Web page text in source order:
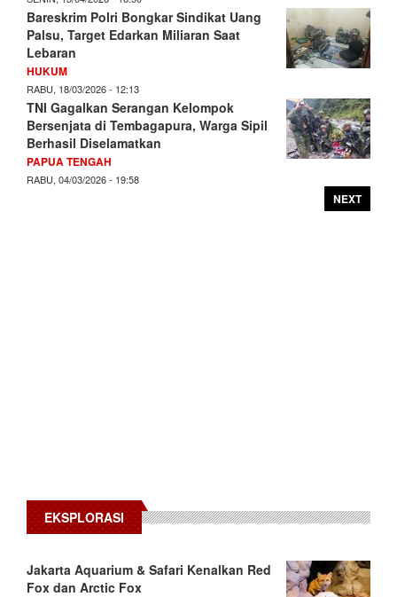
Bareskrim Polri Bongkar Sindikat Uang
Palsu, Target Edarkan Miliaran Saat
Lebaran
HUKUM
RABU, 18/03/2026 - 12:13
TNI Gagalkan Serangan Kelompok
Bersenjata di Tembagapura, Warga Sipil
Berhasil Diselamatkan
PAPUA TENGAH
RABU, 04/03/2026 - 19:58
NEXT
EKSPLORASI
Jakarta Aquarium & Safari Kenalkan Red
Fox dan Arctic Fox